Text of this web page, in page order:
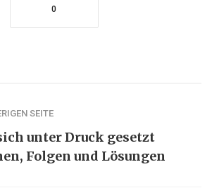
0
SEITE
unter Druck gesetzt
Folgen und Lösungen